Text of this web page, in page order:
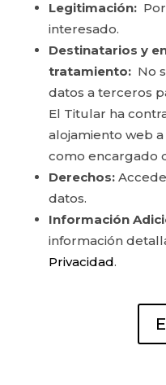
Legitimación:Por
interesado.
Destinatarios y
tratamiento:No
datos a terceros
El Titular ha
alojamiento web
como encargado
Derechos:
datos.
Información
información
Privacidad.